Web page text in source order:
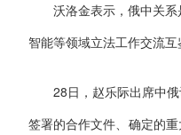
沃洛金表示，俄中关
智能等领域立法工作交流
28日，赵乐际出席中
签署的合作文件、确定的